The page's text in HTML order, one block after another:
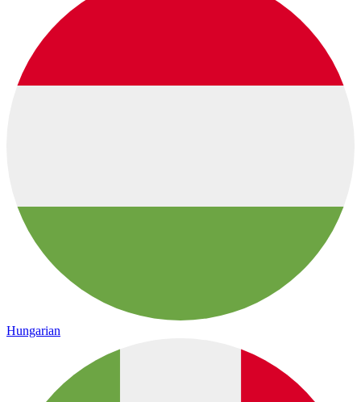
Hungarian